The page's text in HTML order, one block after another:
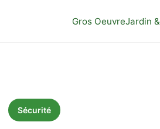
Gros OeuvreJardin
Sécurité